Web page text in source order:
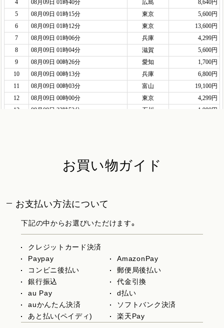
お買い物ガイド
お支払い方法について
下記の中からお選びいただけます。
クレジットカード決済
Paypay
AmazonPay
コンビニ後払い
郵便局後払い
銀行振込
代金引換
au Pay
d払い
auかんたん決済
ソフトバンク決済
あと払い(ペイディ)
楽天Pay